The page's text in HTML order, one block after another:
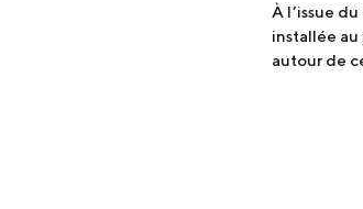
À l’issue
installée
autour de